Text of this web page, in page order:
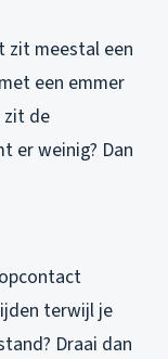
meestal een
een emmer
zit de
er weinig? Dan
terwijl je
Draai dan